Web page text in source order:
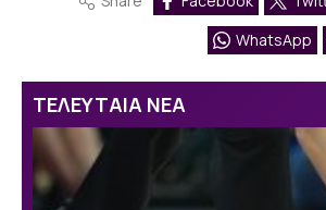
WhatsApp
ΤΕΛΕΥΤΑΙΑ ΝΕΑ